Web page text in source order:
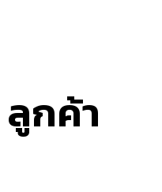
ลูกค้า